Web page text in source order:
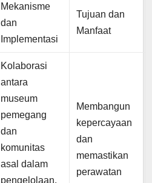
Mekanisme
dan
Implementasi
Tujuan dan
Manfaat
Kolaborasi
antara
museum
pemegang
dan
komunitas
asal dalam
pengelolaan,
Membangun
kepercayaan
dan
memastikan
perawatan